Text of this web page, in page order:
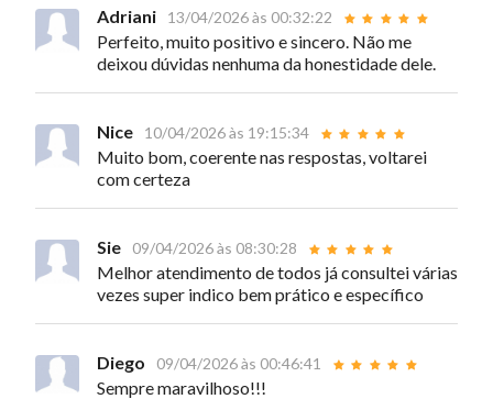
Adriani 13/04/2026 às 00:32:22
Perfeito, muito positivo e sincero. Não me
deixou dúvidas nenhuma da honestidade dele.
Nice 10/04/2026 às 19:15:34
Muito bom, coerente nas respostas, voltarei
com certeza
Sie 09/04/2026 às 08:30:28
Melhor atendimento de todos já consultei várias
vezes super indico bem prático e específico
Diego 09/04/2026 às 00:46:41
Sempre maravilhoso!!!